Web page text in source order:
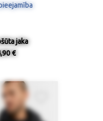
jaka
€